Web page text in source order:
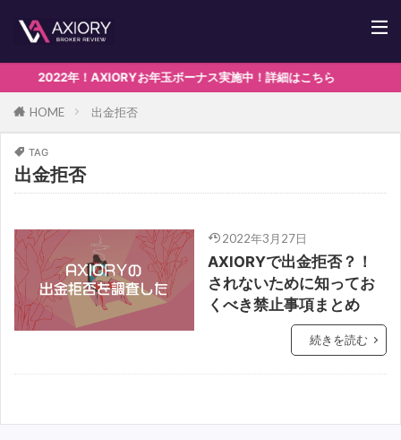
2022年！AXIORYお年玉ボーナス実施中！詳細はこちら
HOME 出金拒否
TAG
出金拒否
2022年3月27日
AXIORYで出金拒否？！
されないために知ってお
くべき禁止事項まとめ
続きを読む